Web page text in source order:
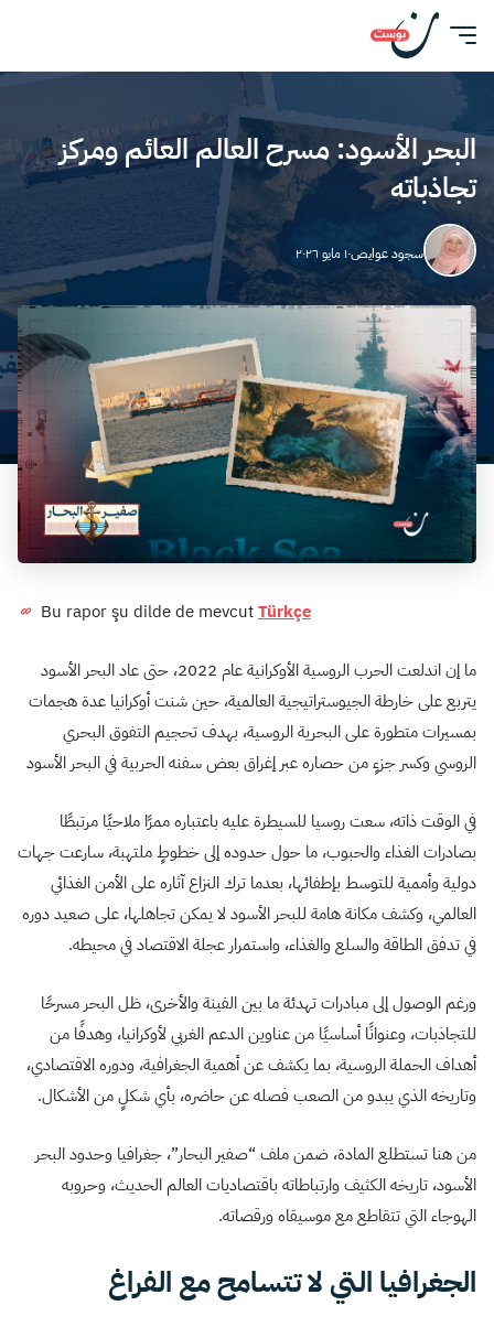
البحر الأسود: مسرح العالم العائم ومركز
تجاذباته
سجود عوايص١٠ مايو ٢٠٢٦
Bu rapor şu dilde de mevcutTürkçe
ما إن اندلعت الحرب الروسية الأوكرانية عام 2022، حتى عاد البحر الأسود
يتربع على خارطة الجيوستراتيجية العالمية، حين شنت أوكرانيا عدة هجمات
بمسيرات متطورة على البحرية الروسية، بهدف تحجيم التفوق البحري
الروسي وكسر جزءٍ من حصاره عبر إغراق بعض سفنه الحربية في البحر الأسود
في الوقت ذاته، سعت روسيا للسيطرة عليه باعتباره ممرًا ملاحيًا مرتبطًا
بصادرات الغذاء والحبوب، ما حول حدوده إلى خطوطٍ ملتهبة، سارعت جهات
دولية وأممية للتوسط بإطفائها، بعدما ترك النزاع آثاره على الأمن الغذائي
العالمي، وكشف مكانة هامة للبحر الأسود لا يمكن تجاهلها، على صعيد دوره
في تدفق الطاقة والسلع والغذاء، واستمرار عجلة الاقتصاد في محيطه.
ورغم الوصول إلى مبادرات تهدئة ما بين الفينة والأخرى، ظل البحر مسرحًا
للتجاذبات، وعنوانًا أساسيًا من عناوين الدعم الغربي لأوكرانيا، وهدفًا من
أهداف الحملة الروسية، بما يكشف عن أهمية الجغرافية، ودوره الاقتصادي،
وتاريخه الذي يبدو من الصعب فصله عن حاضره، بأي شكلٍ من الأشكال.
من هنا تستطلع المادة، ضمن ملف “صفير البحار”، جغرافيا وحدود البحر
الأسود، تاريخه الكثيف وارتباطاته باقتصاديات العالم الحديث، وحروبه
الهوجاء التي تتقاطع مع موسيقاه ورقصاته.
الجغرافيا التي لا تتسامح مع الفراغ